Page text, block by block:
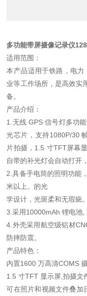
多功能带屏摄像记录仪
适用范围：
本产品适用于铁路，电
业等工作场所，是高效实
备。
产品介绍：
1.无线 GPS 信号灯多功
光芯片，支持1080P/30
片拍摄，1.5 寸TFT屏幕
自带的补光灯会自动打开
2.具备手电筒的照明功能
米以上。的光
学设计，光斑柔和无瑕疵。
3.采用10000mAh 锂电池,
4.外壳采用航空级铝材
防摔防震。
产品特色：
内置1600 万高清COMS
1.5 寸TFT 显示屏,拍摄文
可在照片和视频文件叠加